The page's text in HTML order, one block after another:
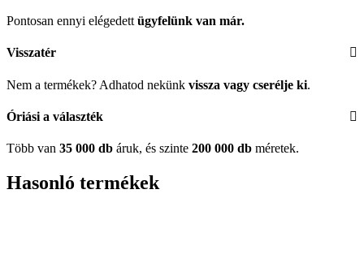
Pontosan ennyi elégedett ügyfelünk van már.
Visszatér
Nem a termékek? Adhatod nekünk vissza vagy cserélje ki.
Óriási a választék
Több van 35 000 db áruk, és szinte 200 000 db méretek.
Hasonló termékek